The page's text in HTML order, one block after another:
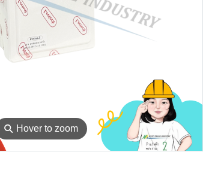
⚲ Hover to zoom